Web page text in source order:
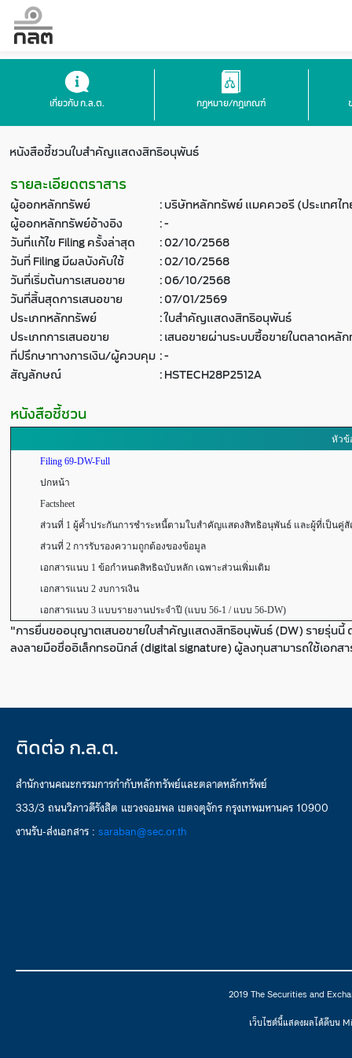
เกี่ยวกับ ก.ล.ต. กฎหมาย/กฎเกณฑ์
หนังสือชี้ชวนใบสำคัญแสดงสิทธิอนุพันธ์
รายละเอียดตราสาร
ผู้ออกหลักทรัพย์ :บริษัทหลักทรัพย์ แมคควอรี (ประเทศไ
ผู้ออกหลักทรัพย์อ้างอิง
:-
วันที่แก้ไข Filing ครั้งล่าสุด
:02/10/2568
วันที่ Filing มีผลบังคับใช้
:02/10/2568
วันที่เริ่มต้นการเสนอขาย
:06/10/2568
วันที่สิ้นสุดการเสนอขาย
:07/01/2569
ประเภทหลักทรัพย์
:ใบสำคัญแสดงสิทธิอนุพันธ์
ประเภทการเสนอขาย
:เสนอขายผ่านระบบซื้อขายในตลาดหลั
ที่ปรึกษาทางการเงิน/ผู้ควบคุม :-
สัญลักษณ์
:HSTECH28P2512A
หนังสือชี้ชวน
หัวข้
Filing 69-DW-Full
ปกหน้า
Factsheet
ส่วนที่ 1 ผู้ค้ำประกันการชำระหนี้ตามใบสำคัญแสดงสิทธิอนุพันธ์ และผู้ที่เป็นคู่สั
ส่วนที่ 2 การรับรองความถูกต้องของข้อมูล
เอกสารแนบ 1 ข้อกำหนดสิทธิฉบับหลัก เฉพาะส่วนเพิ่มเติม
เอกสารแนบ 2 งบการเงิน
เอกสารแนบ 3 แบบรายงานประจำปี (แบบ 56-1 / แบบ 56-DW)
"การยื่นขออนุญาตเสนอขายใบสำคัญแสดงสิทธิอนุพันธ์ (DW) รายรุ่นนี้
ลงลายมือชื่ออิเล็กทรอนิกส์ (digital signature) ผู้ลงทุนสามารถใช้เอกส
ติดต่อ ก.ล.ต.
สำนักงานคณะกรรมการกำกับหลักทรัพย์และตลาดหลักทรัพย์
333/3 ถนนวิภาวดีรังสิต แขวงจอมพล เขตจตุจักร กรุงเทพมหานคร 10900
งานรับ-ส่งเอกสาร : saraban@sec.or.th
2019 The Securities and
เว็บไซต์นี้แสดงผลได้ดีบน